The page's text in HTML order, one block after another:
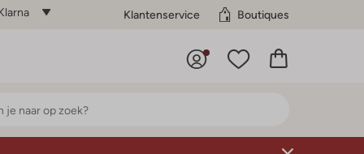
Klantenservice Boutiques